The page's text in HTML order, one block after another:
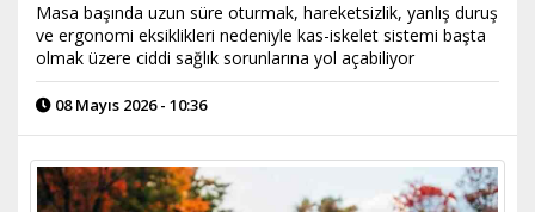
Masa başında uzun süre oturmak, hareketsizlik, yanlış duruş
ve ergonomi eksiklikleri nedeniyle kas-iskelet sistemi başta
olmak üzere ciddi sağlık sorunlarına yol açabiliyor
08 Mayıs 2026 - 10:36